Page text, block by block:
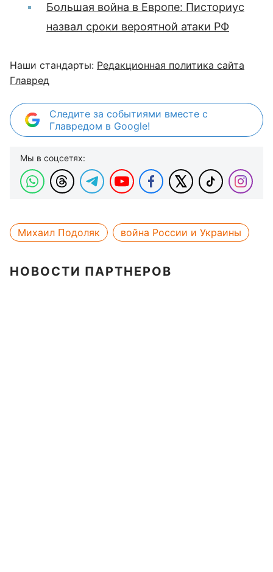
Большая война в Европе: Писториус
назвал сроки вероятной атаки РФ
Наши стандарты: Редакционная политика сайта
Главред
Следите за событиями вместе с
Главредом в Google!
Мы в соцсетях:
Михаил Подоляк война России и Украины
НОВОСТИ ПАРТНЕРОВ